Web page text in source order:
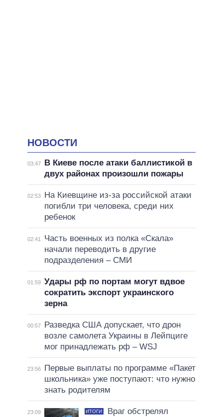
НОВОСТИ
03:47
В Киеве после атаки баллистикой в
двух районах произошли пожары
02:53
На Киевщине из-за российской атаки
погибли три человека, среди них
ребенок
02:41
Часть военных из полка «Скала»
начали переводить в другие
подразделения – СМИ
01:59 Удары рф по портам могут вдвое
сократить экспорт украинского
зерна
00:57
Разведка США допускает, что дрон
возле самолета Украины в Лейпциге
мог принадлежать рф – WSJ
23:56
Первые выплаты по программе «Пакет
школьника» уже поступают: что нужно
знать родителям
23:09 ИТОГИ
Враг обстрелял